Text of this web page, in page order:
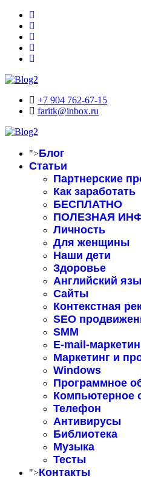
+7 904 762-67-15
faritk@inbox.ru
">Блог
Статьи
Партнерские
Как заработать
БЕСПЛАТНО
ПОЛЕЗНАЯ
Личность
Для женщины
Наши дети
Здоровье
Английский
Сайты
Контекстная
SEO
SMM
E-mail-
Маркетинг и
Windows
Программное
Компьютерное
Телефон
Антивирусы
Библиотека
Музыка
Тесты
">Контакты